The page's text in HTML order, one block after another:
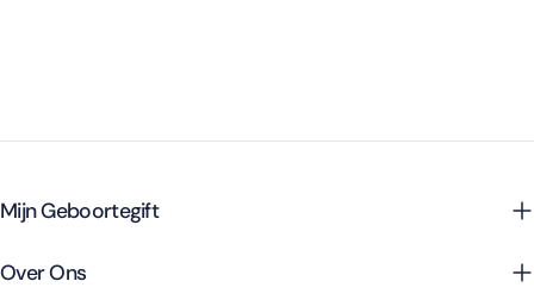
Mijn Geboortegift
Over Ons